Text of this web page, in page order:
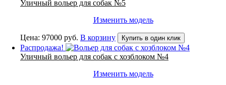
Уличный вольер для собак №5
Изменить модель
Цена: 97000 руб. В корзину Купить в один клик
Распродажа!
Уличный вольер для собак с хозблоком №4
Изменить модель